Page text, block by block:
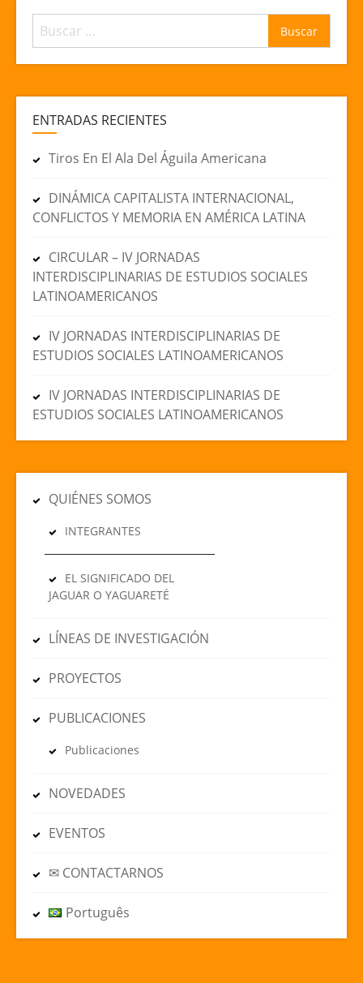
Buscar:
ENTRADAS RECIENTES
Tiros En El Ala Del Águila Americana
DINÁMICA CAPITALISTA INTERNACIONAL,
CONFLICTOS Y MEMORIA EN AMÉRICA LATINA
CIRCULAR – IV JORNADAS
INTERDISCIPLINARIAS DE ESTUDIOS SOCIALES
LATINOAMERICANOS
IV JORNADAS INTERDISCIPLINARIAS DE
ESTUDIOS SOCIALES LATINOAMERICANOS
IV JORNADAS INTERDISCIPLINARIAS DE
ESTUDIOS SOCIALES LATINOAMERICANOS
QUIÉNES SOMOS
INTEGRANTES
EL SIGNIFICADO DEL
JAGUAR O YAGUARETÉ
LÍNEAS DE INVESTIGACIÓN
PROYECTOS
PUBLICACIONES
Publicaciones
NOVEDADES
EVENTOS
✉ CONTACTARNOS
Português